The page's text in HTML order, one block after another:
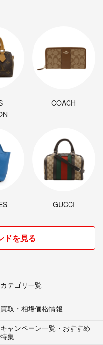
COACH
GUCCI
ドを見る
カテゴリ一覧
買取・相場価格情報
キャンペーン一覧・おすすめ
特集